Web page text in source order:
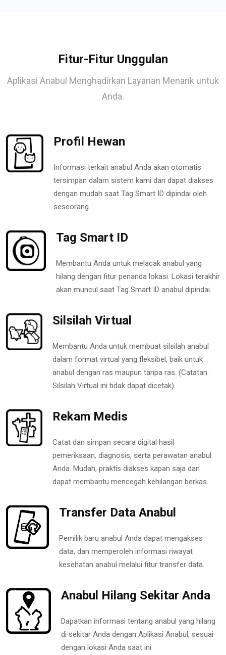
Fitur-Fitur Unggulan
Aplikasi Anabul Menghadirkan Layanan Menarik untuk
Anda.
Profil Hewan
Informasi terkait anabul Anda akan otomatis
tersimpan dalam sistem kami dan dapat diakses
dengan mudah saat Tag Smart ID dipindai oleh
seseorang.
Tag Smart ID
Membantu Anda untuk melacak anabul yang
hilang dengan fitur penanda lokasi. Lokasi terakhir
akan muncul saat Tag Smart ID anabul dipindai.
Silsilah Virtual
Membantu Anda untuk membuat silsilah anabul
dalam format virtual yang fleksibel, baik untuk
anabul dengan ras maupun tanpa ras. (Catatan:
Silsilah Virtual ini tidak dapat dicetak).
Rekam Medis
Catat dan simpan secara digital hasil
pemeriksaan, diagnosis, serta perawatan anabul
Anda. Mudah, praktis diakses kapan saja dan
dapat membantu mencegah kehilangan berkas.
Transfer Data Anabul
Pemilik baru anabul Anda dapat mengakses
data, dan memperoleh informasi riwayat
kesehatan anabul melalui fitur transfer data.
Anabul Hilang Sekitar Anda
Dapatkan informasi tentang anabul yang hilang
di sekitar Anda dengan Aplikasi Anabul, sesuai
dengan lokasi Anda saat ini.